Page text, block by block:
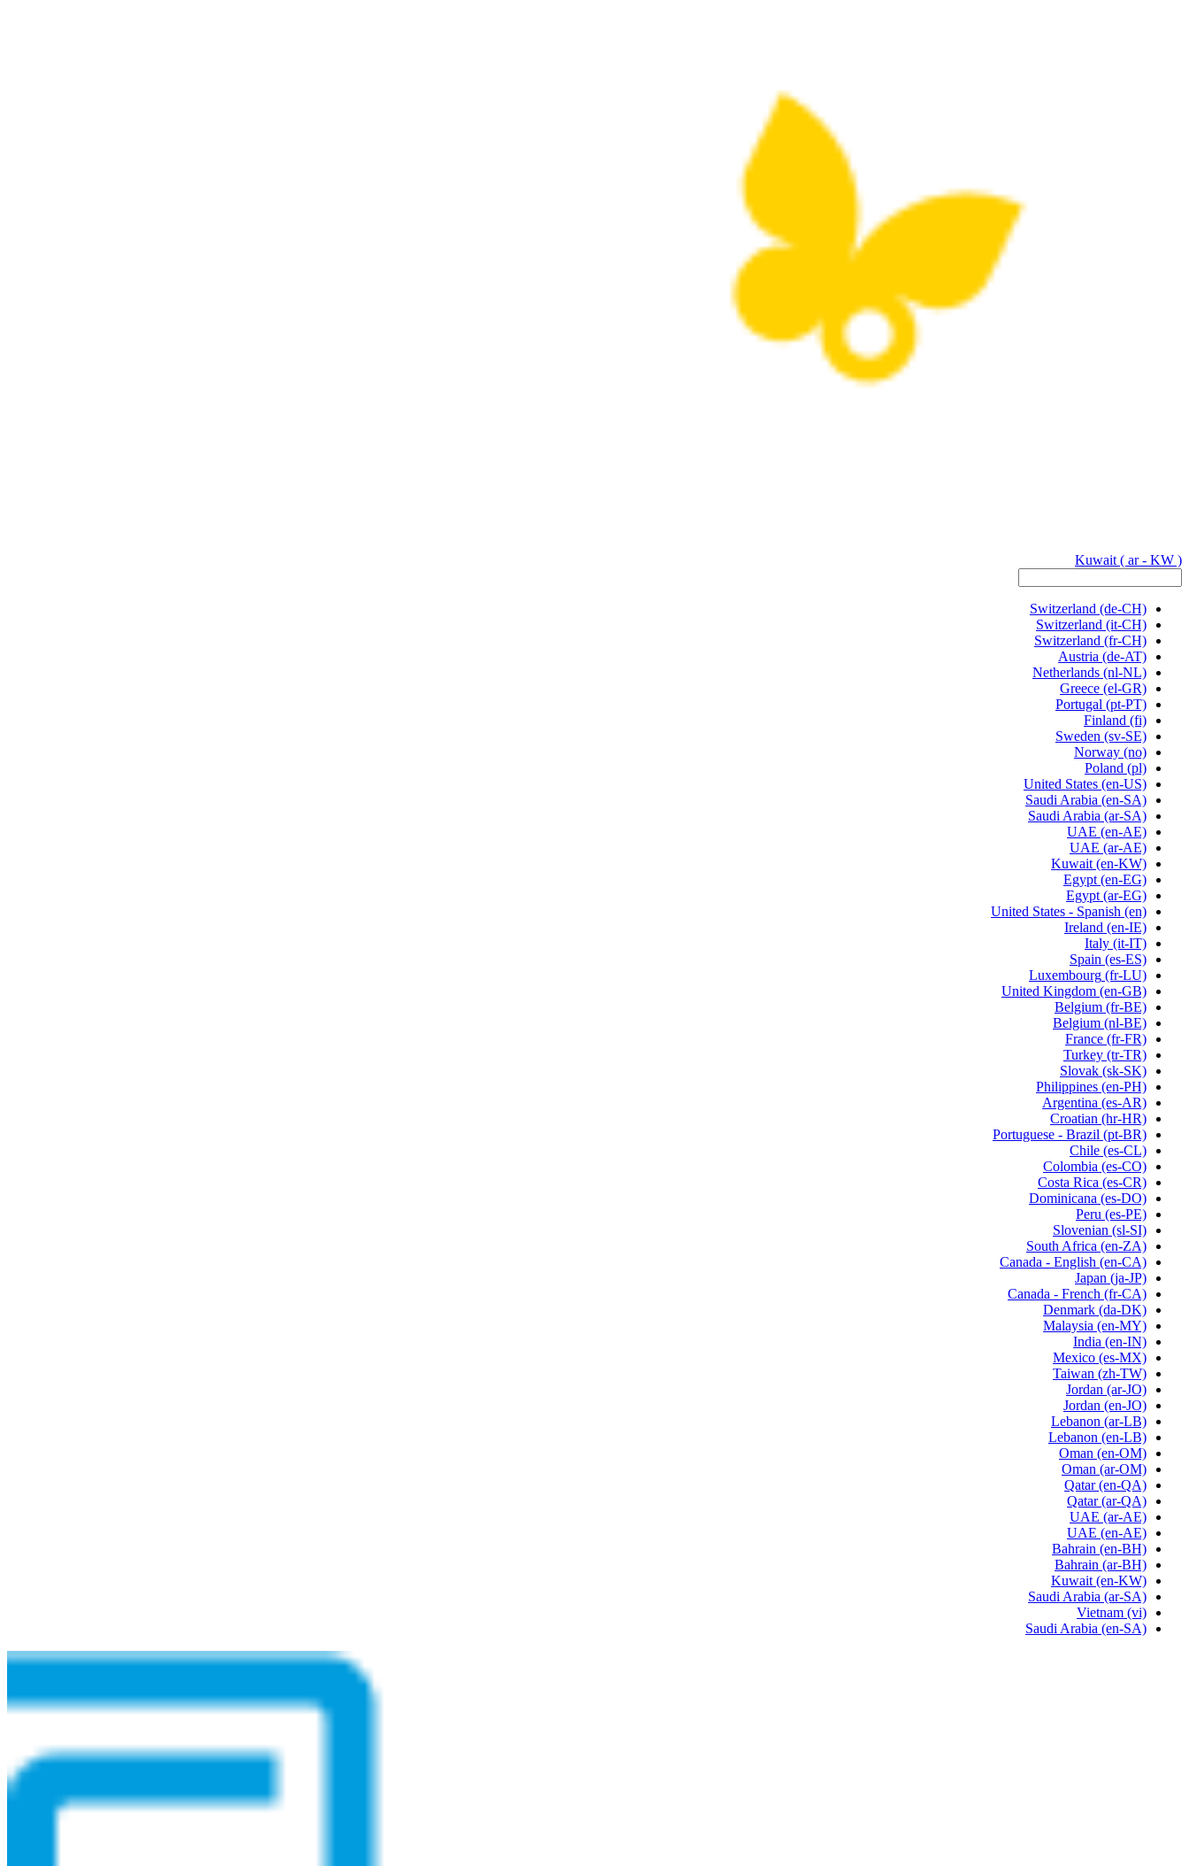
Kuwait ( ar - KW )
Switzerland (de-CH)
Switzerland (it-CH)
Switzerland (fr-CH)
Austria (de-AT)
Netherlands (nl-NL)
Greece (el-GR)
Portugal (pt-PT)
Finland (fi)
Sweden (sv-SE)
Norway (no)
Poland (pl)
United States (en-US)
Saudi Arabia (en-SA)
Saudi Arabia (ar-SA)
UAE (en-AE)
UAE (ar-AE)
Kuwait (en-KW)
Egypt (en-EG)
Egypt (ar-EG)
United States - Spanish (en)
Ireland (en-IE)
Italy (it-IT)
Spain (es-ES)
Luxembourg (fr-LU)
United Kingdom (en-GB)
Belgium (fr-BE)
Belgium (nl-BE)
France (fr-FR)
Turkey (tr-TR)
Slovak (sk-SK)
Philippines (en-PH)
Argentina (es-AR)
Croatian (hr-HR)
Portuguese - Brazil (pt-BR)
Chile (es-CL)
Colombia (es-CO)
Costa Rica (es-CR)
Dominicana (es-DO)
Peru (es-PE)
Slovenian (sl-SI)
South Africa (en-ZA)
Canada - English (en-CA)
Japan (ja-JP)
Canada - French (fr-CA)
Denmark (da-DK)
Malaysia (en-MY)
India (en-IN)
Mexico (es-MX)
Taiwan (zh-TW)
Jordan (ar-JO)
Jordan (en-JO)
Lebanon (ar-LB)
Lebanon (en-LB)
Oman (en-OM)
Oman (ar-OM)
Qatar (en-QA)
Qatar (ar-QA)
UAE (ar-AE)
UAE (en-AE)
Bahrain (en-BH)
Bahrain (ar-BH)
Kuwait (en-KW)
Saudi Arabia (ar-SA)
Vietnam (vi)
Saudi Arabia (en-SA)